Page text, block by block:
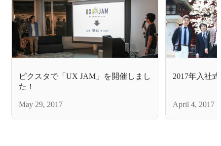
ピクスタで「UX JAM」を開催しまし
た！
May 29, 2017
2017年入社
April 4, 2017